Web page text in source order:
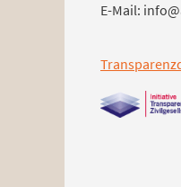
E-Mail: